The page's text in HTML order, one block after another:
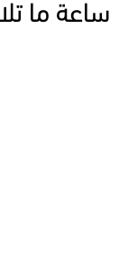
ساعة ما